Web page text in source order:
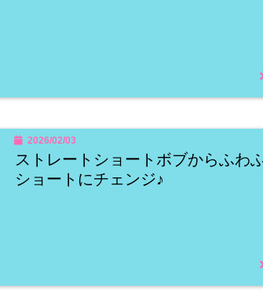
2026/02/03
ストレートショートボブからふわ
ショートにチェンジ♪